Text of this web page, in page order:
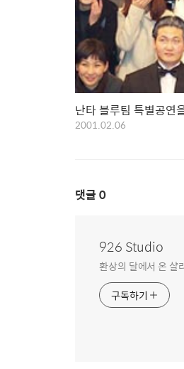
난타 블루팀 특별공연
2001.02.06
댓글 0
926 Studio
환상의 달에서 온 샬
구독하기